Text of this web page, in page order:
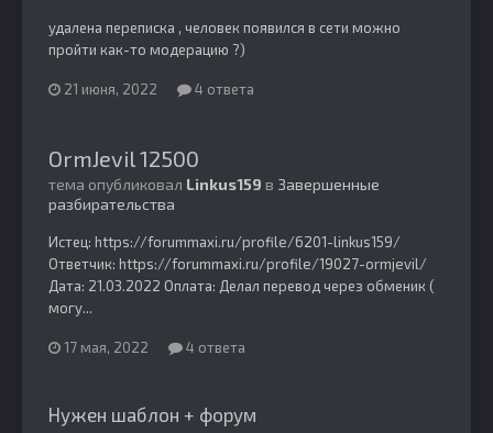
удалена переписка , человек появился в сети можно
пройти как-то модерацию ?)
21 июня, 2022 4 ответа
OrmJevil 12500
тема опубликовал Linkus159 в Завершенные
разбирательства
Истец: https://forummaxi.ru/profile/6201-linkus159/
Ответчик: https://forummaxi.ru/profile/19027-ormjevil/
Дата: 21.03.2022 Оплата: Делал перевод через обменик (
могу...
17 мая, 2022 4 ответа
Нужен шаблон + форум